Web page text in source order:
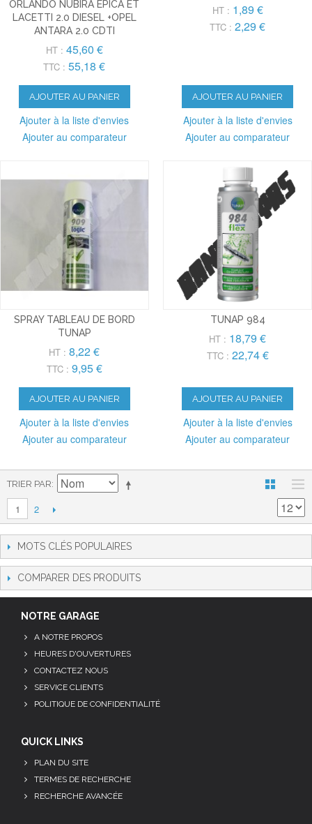
ORLANDO NUBIRA EPICA ET
LACETTI 2.0 DIESEL +OPEL
ANTARA 2.0 CDTI
HT : 45,60 €
TTC : 55,18 €
AJOUTER AU PANIER
Ajouter à la liste d'envies
Ajouter au comparateur
HT : 1,89 €
TTC : 2,29 €
AJOUTER AU PANIER
Ajouter à la liste d'envies
Ajouter au comparateur
SPRAY TABLEAU DE BORD
TUNAP
HT : 8,22 €
TTC : 9,95 €
AJOUTER AU PANIER
Ajouter à la liste d'envies
Ajouter au comparateur
TUNAP 984
HT : 18,79 €
TTC : 22,74 €
AJOUTER AU PANIER
Ajouter à la liste d'envies
Ajouter au comparateur
TRIER PAR
1 2
MOTS CLÉS POPULAIRES
COMPARER DES PRODUITS
NOTRE GARAGE
A NOTRE PROPOS
HEURES D'OUVERTURES
CONTACTEZ NOUS
SERVICE CLIENTS
POLITIQUE DE CONFIDENTIALITÉ
QUICK LINKS
PLAN DU SITE
TERMES DE RECHERCHE
RECHERCHE AVANCÉE